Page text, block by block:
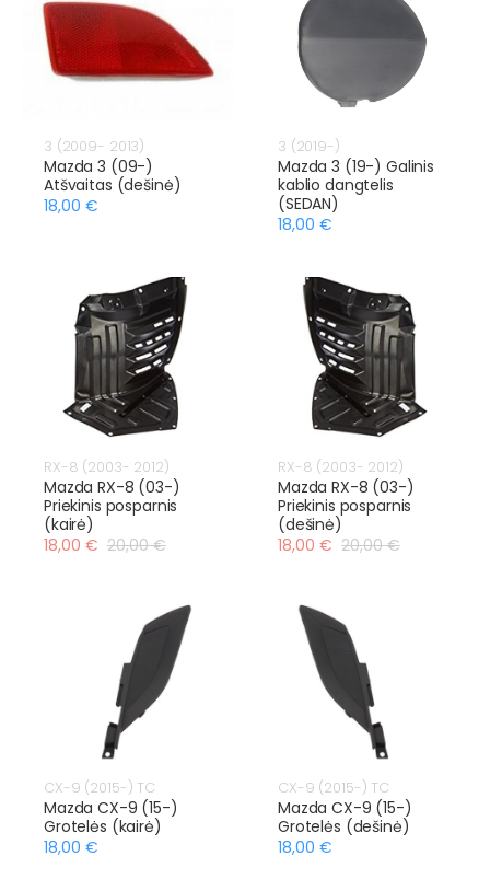
3 (2009- 2013)
Mazda 3 (09-)
Atšvaitas (dešinė)
18,00 €
3 (2019-)
Mazda 3 (19-) Galinis
kablio dangtelis
(SEDAN)
18,00 €
RX-8 (2003- 2012)
Mazda RX-8 (03-)
Priekinis posparnis
(kairė)
18,00 € 20,00 €
RX-8 (2003- 2012)
Mazda RX-8 (03-)
Priekinis posparnis
(dešinė)
18,00 € 20,00 €
CX-9 (2015-) TC
Mazda CX-9 (15-)
Grotelės (kairė)
18,00 €
CX-9 (2015-) TC
Mazda CX-9 (15-)
Grotelės (dešinė)
18,00 €